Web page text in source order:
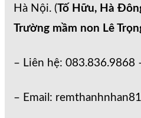
Hà Nội. (Tố Hữu, Hà
Trường mầm non Lê
– Liên hệ: 083.836.9868
– Email: